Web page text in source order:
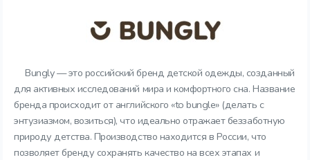
Bungly — это российский бренд детской одежды, созданный
для активных исследований мира и комфортного сна. Название
бренда происходит от английского «to bungle» (делать с
энтузиазмом, возиться), что идеально отражает беззаботную
природу детства. Производство находится в России, что
позволяет бренду сохранять качество на всех этапах и